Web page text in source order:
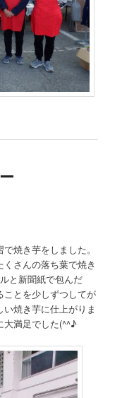
焼き芋をしました。
さんの落ち葉で焼き
と新聞紙で包んだ
ことを少しずつしてが
焼き芋に仕上がりま
大満足でした(^^♪